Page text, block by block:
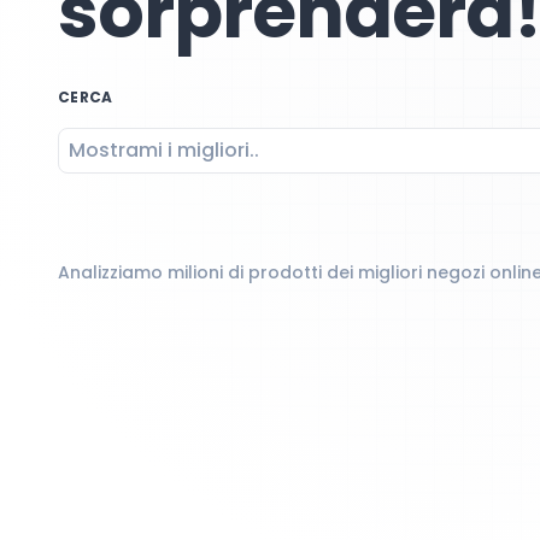
CERCA
Analizziamo milioni di prodotti dei migliori negozi